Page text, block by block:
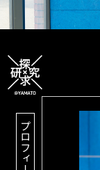
プロフィール